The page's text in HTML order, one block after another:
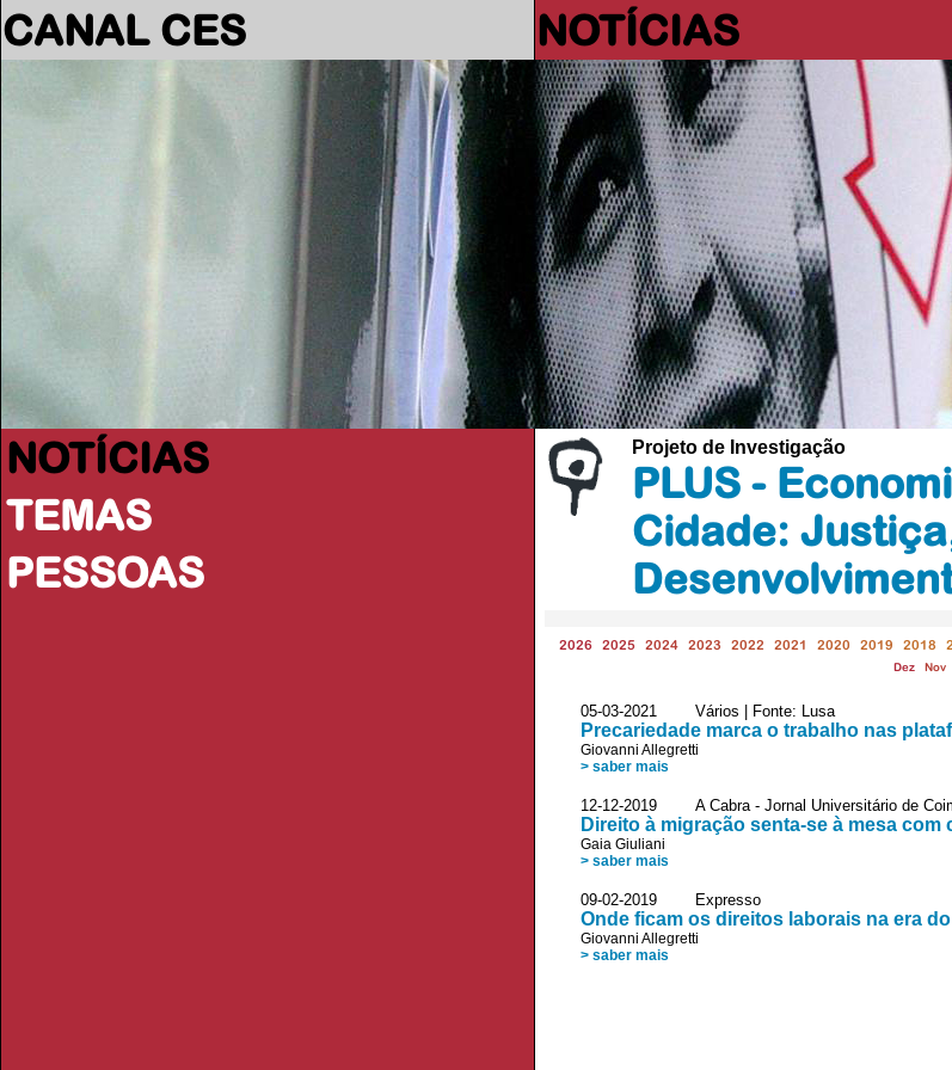
CANAL CES NOTÍCIAS
NOTÍCIAS
TEMAS
PESSOAS
Projeto de Investigação
PLUS -
Cidade:
2026 2025 2024 2023 2022 2021 2020 2019 2018
Dez Nov
05-03-2021 Vários | Fonte: Lusa
Precariedade marca o trabalho nas
Giovanni Allegretti
> saber mais
12-12-2019 A Cabra - Jornal Universitário de
Direito à migração senta-se à mesa
Gaia Giuliani
> saber mais
09-02-2019 Expresso
Onde ficam os direitos laborais na era
Giovanni Allegretti
> saber mais